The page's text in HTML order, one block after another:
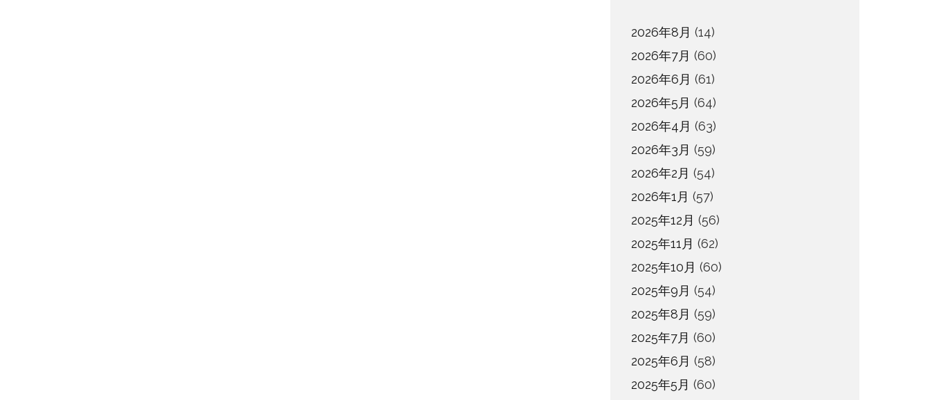
2026年8月 (14)
2026年7月 (60)
2026年6月 (61)
2026年5月 (64)
2026年4月 (63)
2026年3月 (59)
2026年2月 (54)
2026年1月 (57)
2025年12月 (56)
2025年11月 (62)
2025年10月 (60)
2025年9月 (54)
2025年8月 (59)
2025年7月 (60)
2025年6月 (58)
2025年5月 (60)